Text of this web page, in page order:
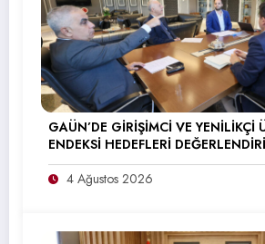
GAÜN’DE GİRİŞİMCİ VE YENİLİKÇİ
ENDEKSİ HEDEFLERİ
4 Ağustos 2026